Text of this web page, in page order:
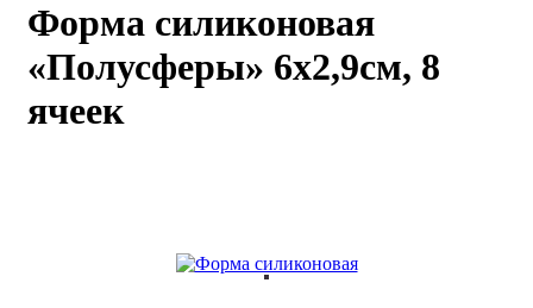
Мастер-
классы
Форма силиконовая
«Полусферы» 6х2,9см, 8
ячеек